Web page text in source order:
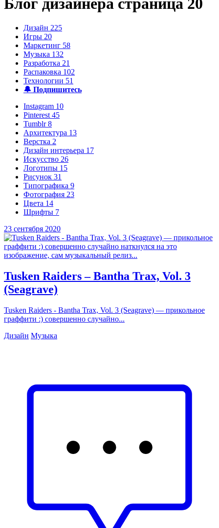
Блог дизайнера страница 20
Дизайн 225
Игры 20
Маркетинг 58
Музыка 132
Разработка 21
Распаковка 102
Технологии 51
🔔 Подпишитесь
Instagram 10
Pinterest 45
Tumblr8
Архитектура 13
Верстка 2
Дизайн интерьера 17
Искусство 26
Логотипы 15
Рисунок 31
Типографика 9
Фотография 23
Цвета 14
Шрифты 7
23 сентября 2020
Tusken Raiders – Bantha Trax, Vol. 3
(Seagrave)
Tusken Raiders - Bantha Trax, Vol. 3 (Seagrave) — прикольное
граффити :) совершенно случайно...
Дизайн Музыка